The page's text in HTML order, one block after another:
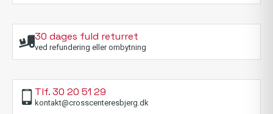
30 dages fuld returret
ved refundering eller ombytning
Tlf. 30 20 51 29
kontakt@crosscenteresbjerg.dk